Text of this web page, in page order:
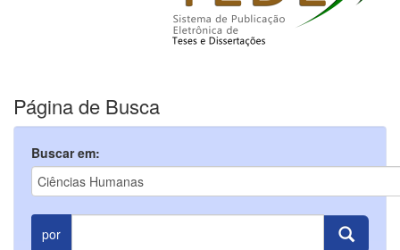
Página de Busca
Buscar em:
por